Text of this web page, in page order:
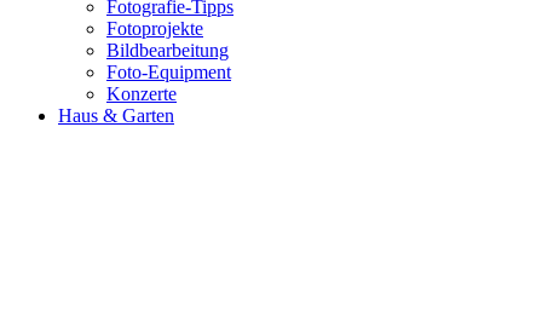
Fotografie-Tipps
Fotoprojekte
Bildbearbeitung
Foto-Equipment
Konzerte
Haus & Garten